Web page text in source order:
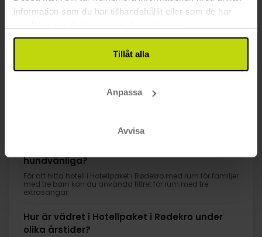
information som du har tillhandahållit eller som de har
Tillåt alla
Anpassa
Avvisa
Totalt 2058:- Totalt 2058:-
Se mer
1
hundvänliga?
För att hitta hotell i Hotellpaket i Rødekro med rum för familjer
med tre barn kan du använda filtret för rum med tre
extrasängar.
Hur är vädret i Hotellpaket i Rødekro under
olika årstider?